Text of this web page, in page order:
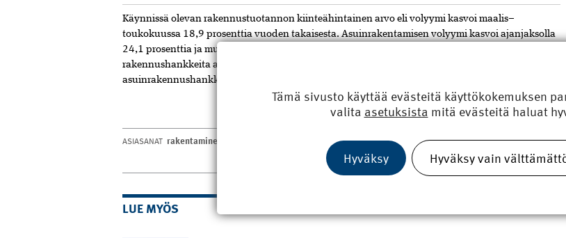
Käynnissä olevan rakennustuotannon kiinteähintainen arvo eli volyymi kasvoi maalis–
toukokuussa 18,9 prosenttia vuoden takaisesta. Asuinrakentamisen volyymi kasvoi ajanjaksolla
24,1 prosenttia ja muun kuin asuinrakentamisen volyymi 15,1 prosenttia. Samalla ajanjaksolla
rakennushankkeita aloitettiin kaikkiaan tilavuudella mitattuna 30,0 prosenttia ja
asuinrakennushankkeita 21,2 prosenttia enemmän kuin vuotta aiemmin. Lähde: Tilastokeskus.
ASIASANAT rakentaminen Jaa artikkeli
LUE MYÖS
Tämä sivusto käyttää evästeitä käyttökokemuksen
valita asetuksista mitä evästeitä haluat
Hyväksy Hyväksy vain